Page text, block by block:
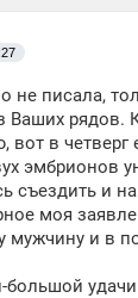
не писала,
Ваших рядов.
в четверг
эмбрионов
съездить и
моя
мужчину и в